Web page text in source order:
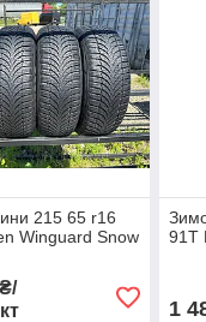
215 65 r16
Winguard Snow
91T
1